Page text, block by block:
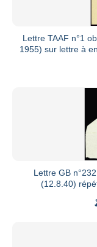
Lettre TAAF n°1
1955) sur lettre à
Lettre GB
(12.8.40)